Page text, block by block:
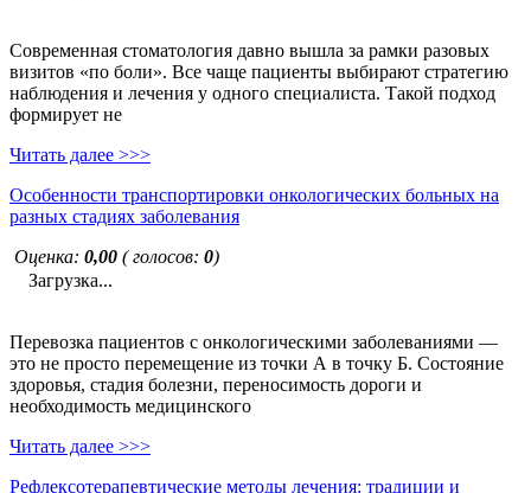
Современная стоматология давно вышла за рамки разовых
визитов «по боли». Все чаще пациенты выбирают стратегию
наблюдения и лечения у одного специалиста. Такой подход
формирует не
Читать далее >>>
Особенности транспортировки онкологических больных на
разных стадиях заболевания
Оценка: 0,00 ( голосов: 0)
Загрузка...
Перевозка пациентов с онкологическими заболеваниями —
это не просто перемещение из точки А в точку Б. Состояние
здоровья, стадия болезни, переносимость дороги и
необходимость медицинского
Читать далее >>>
Рефлексотерапевтические методы лечения: традиции и